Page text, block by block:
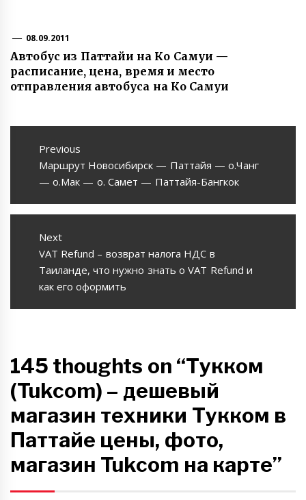
08.09.2011
Автобус из Паттайи на Ко Самуи —
расписание, цена, время и место
отправления автобуса на Ко Самуи
Навигация
записям
Previous
Previous
post:
Маршрут Новосибирск — Паттайя — о.Чанг
— о.Мак — о. Самет — Паттайя-Бангкок
Next
Next
post:
VAT Refund – возврат налога НДС в
Таиланде, что нужно знать о VAT Refund и
как его оформить
145 thoughts on “Тукком
(Tukcom) – дешевый
магазин техники Тукком в
Паттайе цены, фото,
магазин Tukcom на карте”